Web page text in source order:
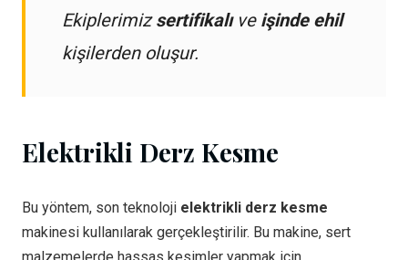
Ekiplerimizsertifikalıve işinde ehil
kişilerden oluşur.
Elektrikli Derz Kesme
Bu yöntem, son teknoloji elektrikli derz kesme
makinesi kullanılarak gerçekleştirilir. Bu makine, sert